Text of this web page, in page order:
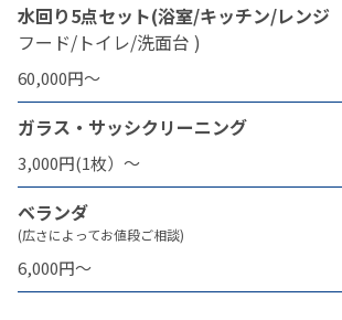
水回り5点セット(浴室/キッチン/レンジ
フード/トイレ/洗面台 )
60,000円〜
ガラス・サッシクリーニング
3,000円(1枚）〜
ベランダ
(広さによってお値段ご相談)
6,000円〜